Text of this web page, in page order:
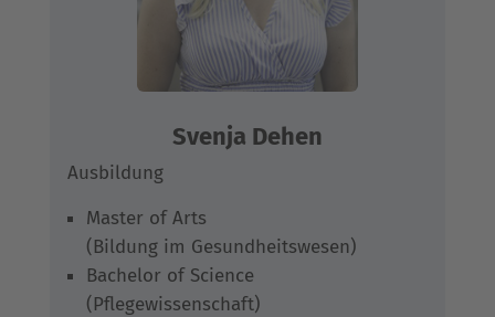
Svenja Dehen
Ausbildung
Master of Arts
(Bildung im Gesundheitswesen)
Bachelor of Science
(Pflegewissenschaft)